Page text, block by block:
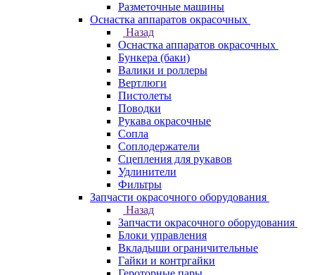
Разметочные машины
Оснастка аппаратов окрасочных
Назад
Оснастка аппаратов окрасочных
Бункера (баки)
Валики и роллеры
Вертлюги
Пистолеты
Поводки
Рукава окрасочные
Сопла
Соплодержатели
Сцепления для рукавов
Удлинители
Фильтры
Запчасти окрасочного оборудования
Назад
Запчасти окрасочного оборудования
Блоки управления
Вкладыши ограничительные
Гайки и контргайки